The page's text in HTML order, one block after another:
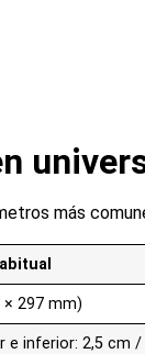
más
× 297 mm)
e inferior: 2,5 cm